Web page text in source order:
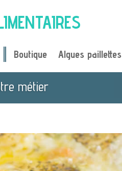
Boutique Algues paillettes
avec des algues